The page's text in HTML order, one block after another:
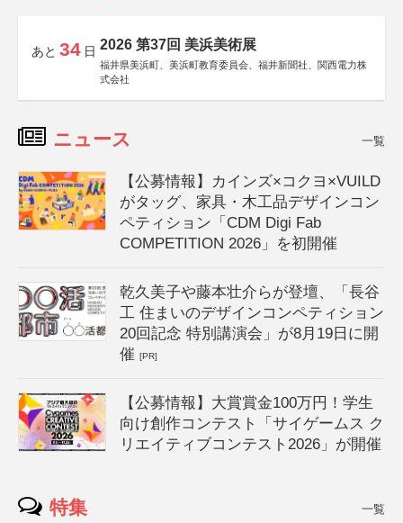
あと 34 日 2026 第37回 美浜美術展
福井県美浜町、美浜町教育委員会、福井新聞社、関西電力株
式会社
ニュース 一覧
【公募情報】カインズ×コクヨ×VUILD
がタッグ、家具・木工品デザインコン
ペティション「CDM Digi Fab
COMPETITION 2026」を初開催
乾久美子や藤本壮介らが登壇、「長谷
工 住まいのデザインコンペティション
20回記念 特別講演会」が8月19日に開
催[PR]
【公募情報】大賞賞金100万円！学生
向け創作コンテスト「サイゲームス ク
リエイティブコンテスト2026」が開催
特集 一覧